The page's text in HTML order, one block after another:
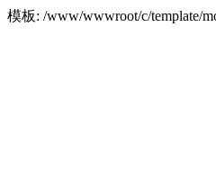
模板: /www/wwwroot/c/template/